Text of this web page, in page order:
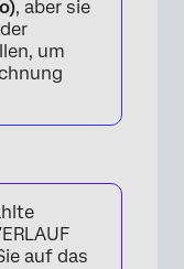
×
, aber sie
um
auf das